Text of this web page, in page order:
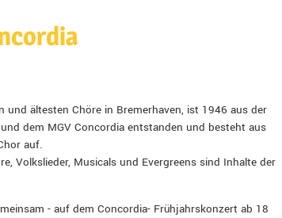
und ältesten Chöre in Bremerhaven, ist 1946 aus der
dem MGV Concordia entstanden und besteht aus
auf.
Volkslieder, Musicals und Evergreens sind Inhalte der
- auf dem Concordia- Frühjahrskonzert ab 18